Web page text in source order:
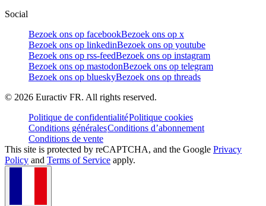
Social
Bezoek ons op facebookBezoek ons op x
Bezoek ons op linkedinBezoek ons op youtube
Bezoek ons op rss-feedBezoek ons op instagram
Bezoek ons op mastodonBezoek ons op telegram
Bezoek ons op blueskyBezoek ons op threads
© 2026 Euractiv FR. All rights reserved.
Politique de confidentialitéPolitique cookies
Conditions généralesConditions d’abonnement
Conditions de vente
This site is protected by reCAPTCHA, and the Google Privacy
Policy and Terms of Service apply.